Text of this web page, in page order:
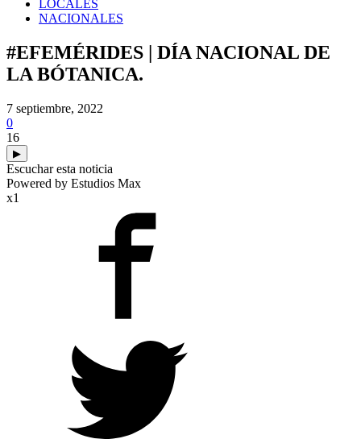
LOCALES
NACIONALES
#EFEMÉRIDES | DÍA NACIONAL DE
LA BÓTANICA.
7 septiembre, 2022
0
16
▶
Escuchar esta noticia
Powered by Estudios Max
x1